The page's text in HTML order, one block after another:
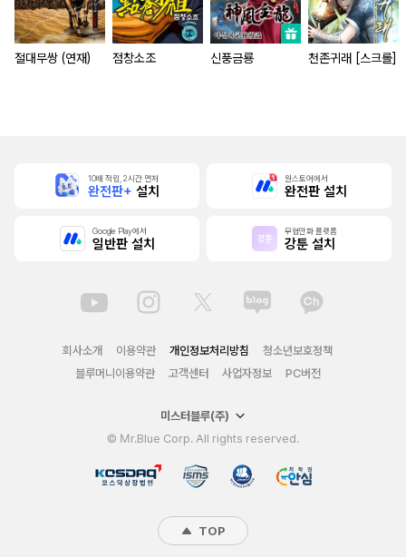
절대무쌍 (연재) 점창소조 신풍금룡 천존귀래 [스크롤]
10배 적립, 2시간 먼저
완전판+ 설치
원스토어에서
완전판 설치
Google Play에서
일반판 설치
무협만화 플랫폼
강툰 설치
회사소개 이용약관 개인정보처리방침
청소년보호정책
블루머니이용약관
고객센터 사업자정보 PC버전
미스터블루(주)
© Mr.Blue Corp. All rights reserved.
TOP